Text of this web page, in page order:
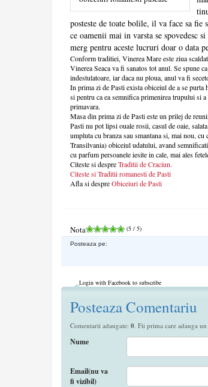
posteste de toate bolile, il va face sa
ce oamenii mai in varsta se spovedesc
merg pentru aceste lucruri doar o data
Conform traditiei, Vinerea Mare este ziua
Vinerea Seaca va fi sanatos tot anul. Se spune
indestulatoare, iar daca nu ploua, anul va fi
In prima zi de Pasti exista obiceiul de a se purta
si pentru ca ea semnifica primenirea trupului si
primavara.
Masa din prima zi de Pasti este un prilej de
Pasti nu pot lipsi ouale rosii, casul de oaie,
umpluta cu branza sau smantana si, mai nou,
Transilvania) obiceiul udatului, avand
cu parfum persoanele iesite in cale, mai ales
Citeste si despreTraditii de Craciun.
Citeste siTraditii romanesti de Pasti
Afla si despreObiceiuri de Pasti
Nota (5 / 5)
Posteaza pe:
Login with Facebook to subscribe
Posteaza Comentariu
Comentarii adaugate: 0 . Fii prima care adauga
Nume
Email(nu va
fi vizibil)